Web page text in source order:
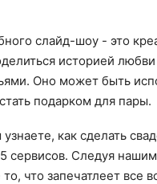
слайд-шоу - это
историей
Оно может быть
подарком для пары.
узнаете, как сделать
сервисов. Следуя
то, что запечатлеет все